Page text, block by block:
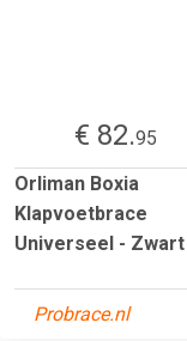
€ 82.95
Orliman Boxia
Klapvoetbrace
Universeel - Zwart
Probrace.nl